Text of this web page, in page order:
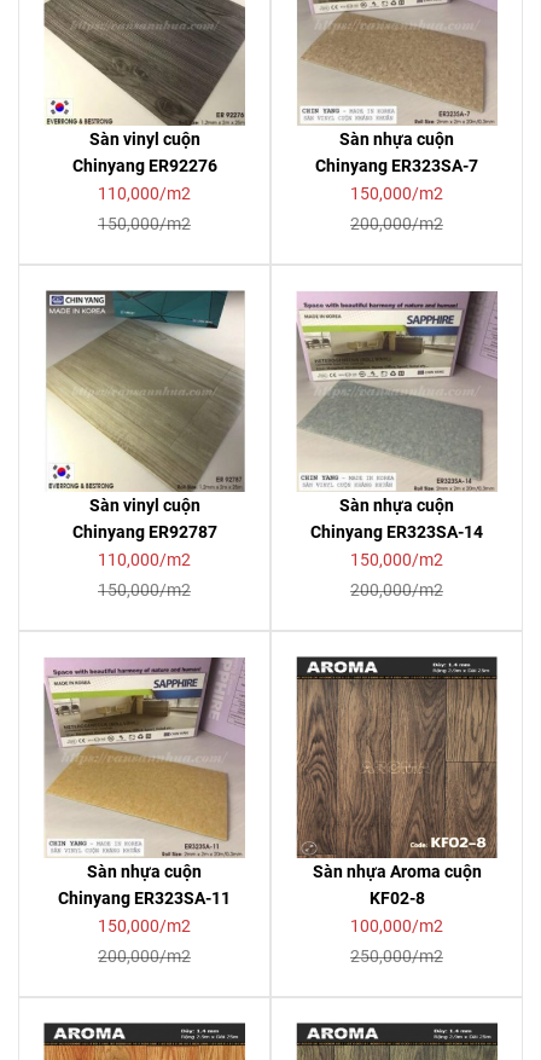
Sàn vinyl cuộn
Chinyang ER92276
110,000/m2
150,000/m2
Sàn nhựa cuộn
Chinyang ER323SA-7
150,000/m2
200,000/m2
Sàn vinyl cuộn
Chinyang ER92787
110,000/m2
150,000/m2
Sàn nhựa cuộn
Chinyang ER323SA-14
150,000/m2
200,000/m2
Sàn nhựa cuộn
Chinyang ER323SA-11
150,000/m2
200,000/m2
Sàn nhựa Aroma cuộn
KF02-8
100,000/m2
250,000/m2